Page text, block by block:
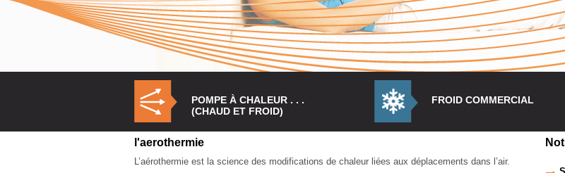
POMPE À CHALEUR . . .
(CHAUD ET FROID)
FROID COMMERCIAL
l'aerothermie
L’aérothermie est la science des modifications de chaleur liées aux déplacements dans l’air.